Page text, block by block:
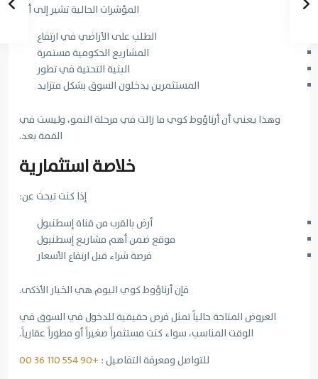
المؤشرات الحالية تشير إلى أن:
الطلب على الأراضي في ارتفاع
المشاريع الحكومية مستمرة
البنية التحتية في تطور
المستثمرين يدخلون السوق بشكل متزايد
وهذا يعني أن أرناؤوط كوي ما زالت في مرحلة النمو، وليست في
القمة بعد.
خلاصة استثمارية
إذا كنت تبحث عن:
أرض بالقرب من قناة إسطنبول
موقع ضمن أهم مشاريع إسطنبول
فرصة شراء قبل ارتفاع الأسعار
فإن أرناؤوط كوي اليوم هي الخيار الأذكى.
العروض المتاحة حالياً تمثل فرص حقيقية للدخول في السوق في
الوقت المناسب، سواء كنت مستثمراً صغيراً أو مطوراً عقارياً.
للتواصل ومعرفة التفاصيل : +90 554 110 36 00